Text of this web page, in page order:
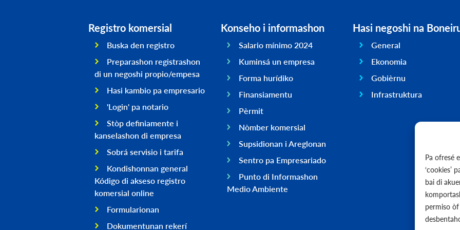
Pa ofresé
‘cookies’
bai di
permiso
Registro komersial
Buska den registro
Preparashon registrashon
di un negoshi propio/empesa
Hasi kambio pa empresario
'Login' pa notario
Stòp definiamente i
kanselashon di empresa
Sobrá servisio i tarifa
Kondishonnan general
Kódigo di akseso registro
komersial online
Formularionan
Dokumentunan rekerí
Konseho i informashon
Salario mínimo 2024
Kuminsá un empresa
Forma hurídiko
Finansiamentu
Pèrmit
Nòmber komersial
Supsidionan i Areglonan
Sentro pa Empresariado
Punto di Informashon
Medio Ambiente
Hasi negoshi na
General
Ekonomia
Gobièrnu
Infrastruktura